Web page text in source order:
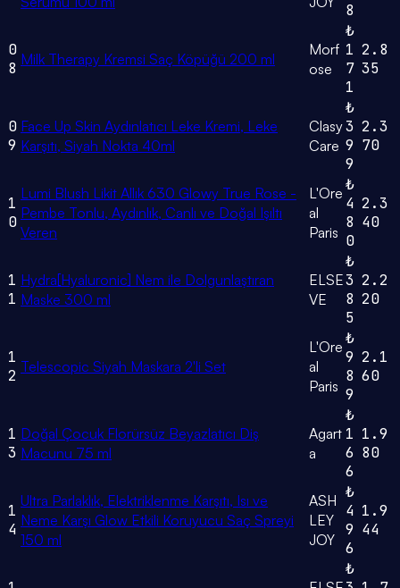
8
0
8 Milk Therapy Kremsi Saç Köpüğü 200 ml
Morf
ose
₺
1
7
1
2.8
35
0
9
Face Up Skin Aydınlatıcı Leke Kremi, Leke
Karşıtı, Siyah Nokta 40ml
Clasy
Care
₺
3
9
9
2.3
70
1
0
Lumi Blush Likit Allık 630 Glowy True Rose -
Pembe Tonlu, Aydınlık, Canlı ve Doğal Işıltı
Veren
L'Ore
al
Paris
₺
4
8
0
2.3
40
1
1
Hydra[Hyaluronic] Nem ile Dolgunlaştıran
Maske 300 ml
ELSE
VE
₺
3
8
5
2.2
20
1
2 Telescopic Siyah Maskara 2'li Set
L'Ore
al
Paris
₺
9
8
9
2.1
60
1
3
Doğal Çocuk Florürsüz Beyazlatıcı Diş
Macunu 75 ml
Agart
a
₺
1
6
6
1.9
80
1
4
Ultra Parlaklık, Elektriklenme Karşıtı, Isı ve
Neme Karşı Glow Etkili Koruyucu Saç Spreyi
150 ml
ASH
LEY
JOY
₺
4
9
6
1.9
44
₺